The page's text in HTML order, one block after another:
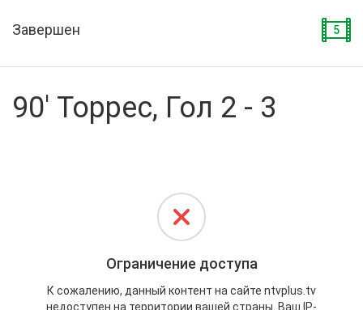
О сайте
Завершен 5
90' Торрес, Гол 2 - 3